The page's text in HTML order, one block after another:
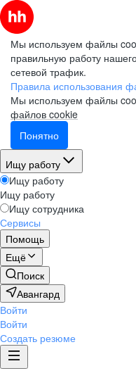
Мы используем файлы
правильную работу
сетевой трафик.
Правила использования
Мы используем файлы
файлов cookie
Понятно
Ищу работу
Ищу работу
Ищу работу
Ищу сотрудника
Сервисы
Помощь
Ещё
Поиск
Авангард
Войти
Войти
Создать резюме